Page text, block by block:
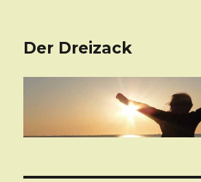
Der Dreizack